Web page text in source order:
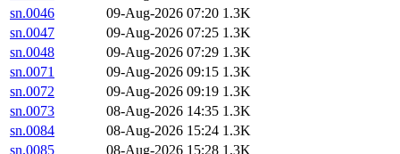
sn.0046
09-Aug-2026 07:20 1.3K
sn.0047
09-Aug-2026 07:25 1.3K
sn.0048
09-Aug-2026 07:29 1.3K
sn.0071
09-Aug-2026 09:15 1.3K
sn.0072
09-Aug-2026 09:19 1.3K
sn.0073
08-Aug-2026 14:35 1.3K
sn.0084
08-Aug-2026 15:24 1.3K
sn.0085
08-Aug-2026 15:28 1.3K